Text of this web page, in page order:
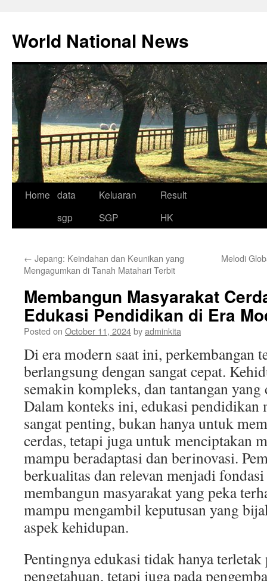
content
World National News
Home data
sgp
Keluaran
SGP
Result
HK
← Jepang: Keindahan dan Keunikan yang
Mengagumkan di Tanah Matahari Terbit
Melodi
Membangun Masyarakat
Edukasi Pendidikan di Era
Posted on October 11, 2024byadminkita
Di era modern saat ini, perkembangan
berlangsung dengan sangat cepat.
semakin kompleks, dan tantangan
Dalam konteks ini, edukasi
sangat penting, bukan hanya untuk
cerdas, tetapi juga untuk menciptakan
mampu beradaptasi dan berinovasi.
berkualitas dan relevan menjadi
membangun masyarakat yang peka
mampu mengambil keputusan yang
aspek kehidupan.
Pentingnya edukasi tidak hanya
pengetahuan, tetapi juga pada